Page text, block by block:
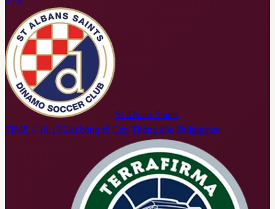
St Albans Saints
TIME // 16:15Giải bóng rổ Cúp Thống đốc Philippines